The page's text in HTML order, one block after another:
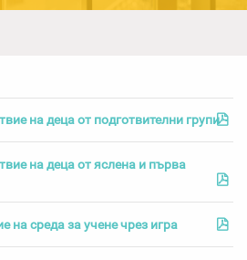
на деца от подготвителни групи
на деца от яслена и първа
на среда за учене чрез игра